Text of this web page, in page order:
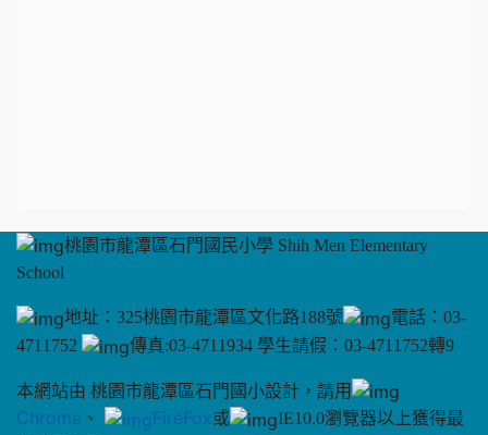
桃園市龍潭區石門國民小學 Shih Men Elementary
School
地址：325桃園市龍潭區文化路188號
電話：03-
4711752
傳真:03-4711934 學生請假：03-4711752轉9
本網站由 桃園市龍潭區石門國小設計，請用
Chrome 、 FireFox或
IE10.0瀏覽器以上獲得最